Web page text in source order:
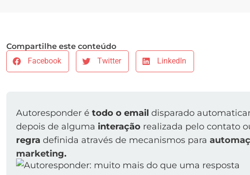
Compartilhe este conteúdo
Facebook
Twitter LinkedIn
Autoresponder é todo o email disparado
depois de alguma interação realizada pelo contato
regra definida através de mecanismos para
marketing.